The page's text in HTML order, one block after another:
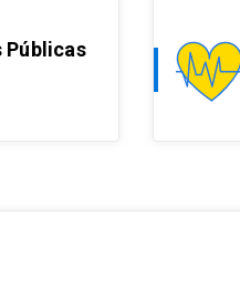
Públicas